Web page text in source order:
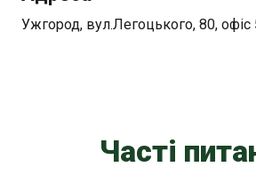
Ужгород, вул.Легоцького, 80, офіс
Часті